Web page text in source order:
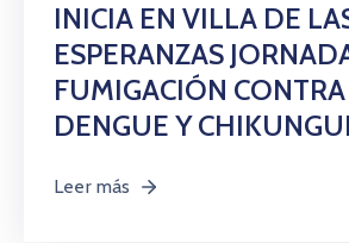
INICIA EN VILLA DE
ESPERANZAS
FUMIGACIÓN
DENGUE Y
Leer más